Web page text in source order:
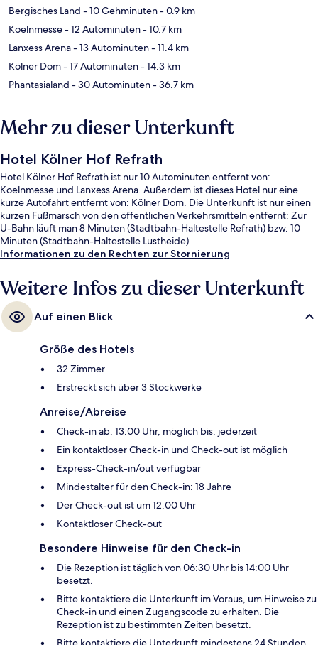
Bergisches Land - 10 Gehminuten- 0.9 km
Koelnmesse- 12 Autominuten- 10.7 km
Lanxess Arena- 13 Autominuten- 11.4 km
Kölner Dom- 17 Autominuten- 14.3 km
Phantasialand - 30 Autominuten- 36.7 km
Mehr zu dieser Unterkunft
Hotel Kölner Hof Refrath
Hotel Kölner Hof Refrath ist nur 10 Autominuten entfernt von:
Koelnmesse und Lanxess Arena. Außerdem ist dieses Hotel nur eine
kurze Autofahrt entfernt von: Kölner Dom. Die Unterkunft ist nur einen
kurzen Fußmarsch von den öffentlichen Verkehrsmitteln entfernt: Zur
U-Bahn läuft man 8 Minuten (Stadtbahn-Haltestelle Refrath) bzw. 10
Minuten (Stadtbahn-Haltestelle Lustheide).
Informationen zu den Rechten zur Stornierung
Weitere Infos zu dieser Unterkunft
Auf einen Blick
Größe des Hotels
32 Zimmer
Erstreckt sich über 3 Stockwerke
Anreise/Abreise
Check-in ab: 13:00 Uhr, möglich bis: jederzeit
Ein kontaktloser Check-in und Check-out ist möglich
Express-Check-in/out verfügbar
Mindestalter für den Check-in: 18 Jahre
Der Check-out ist um 12:00 Uhr
Kontaktloser Check-out
Besondere Hinweise für den Check-in
Die Rezeption ist täglich von 06:30 Uhr bis 14:00 Uhr
besetzt.
Bitte kontaktiere die Unterkunft im Voraus, um Hinweise zu
Check-in und einen Zugangscode zu erhalten. Die
Rezeption ist zu bestimmten Zeiten besetzt.